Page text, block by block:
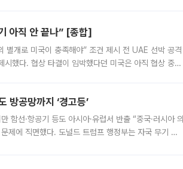
아직 안 끝나” [종합]
별개로 미국이 충족해야” 조건 제시 전 UAE 선박 공격
했다. 협상 타결이 임박했다던 미국은 아직 협상 중이
방공망까지 ‘경고등’
선·항공기 등도 아시아·유럽서 반출 “중국·러시아 의
제에 직면했다. 도널드 트럼프 행정부는 자국 무기 공